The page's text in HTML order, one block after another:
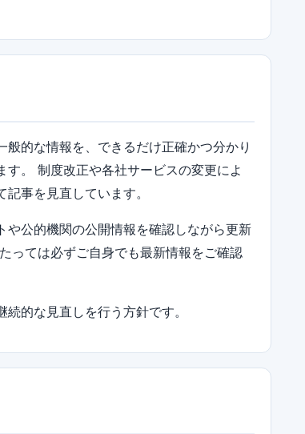
的な情報を、できるだけ正確かつ分かり
。 制度改正や各社サービスの変更によ
事を見直しています。
公的機関の公開情報を確認しながら更新
っては必ずご自身でも最新情報をご確認
的な見直しを行う方針です。